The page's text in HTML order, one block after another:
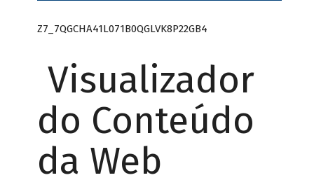
Z7_7QGCHA41L071B0QGLVK8P22GB4
Visualizador
do Conteúdo
da Web